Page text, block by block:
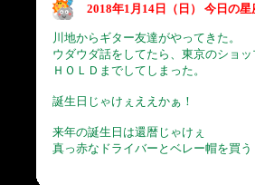
2018年1月14日（日） 今日の
川地からギター友達がやってきた。
ウダウダ話をしてたら、東京のショ
ＨＯＬＤまでしてしまった。
誕生日じゃけぇええかぁ！
来年の誕生日は還暦じゃけぇ
真っ赤なドライバーとベレー帽を買